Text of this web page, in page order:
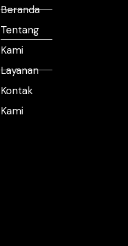
Beranda
Tentang
Kami
Layanan
Kontak
Kami